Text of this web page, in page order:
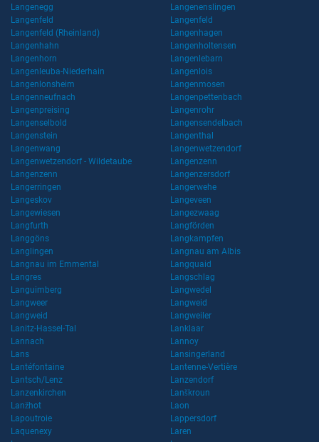
Langenegg
Langenenslingen
Langenfeld
Langenfeld
Langenfeld (Rheinland)
Langenhagen
Langenhahn
Langenholtensen
Langenhorn
Langenlebarn
Langenleuba-Niederhain
Langenlois
Langenlonsheim
Langenmosen
Langenneufnach
Langenpettenbach
Langenpreising
Langenrohr
Langenselbold
Langensendelbach
Langenstein
Langenthal
Langenwang
Langenwetzendorf
Langenwetzendorf - Wildetaube
Langenzenn
Langenzenn
Langenzersdorf
Langerringen
Langerwehe
Langeskov
Langeveen
Langewiesen
Langezwaag
Langfurth
Langförden
Langgöns
Langkampfen
Langlingen
Langnau am Albis
Langnau im Emmental
Langquaid
Langres
Langschlag
Languimberg
Langwedel
Langweer
Langweid
Langweid
Langweiler
Lanitz-Hassel-Tal
Lanklaar
Lannach
Lannoy
Lans
Lansingerland
Lantéfontaine
Lantenne-Vertière
Lantsch/Lenz
Lanzendorf
Lanzenkirchen
Lanškroun
Lanžhot
Laon
Lapoutroie
Lappersdorf
Laquenexy
Laren